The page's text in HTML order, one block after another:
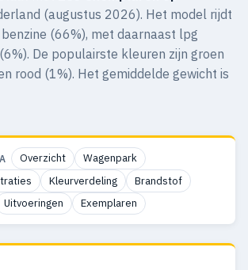
(augustus 2026). Het model rijdt
(66%), met daarnaast lpg
De populairste kleuren zijn groen
rood (1%). Het gemiddelde gewicht is
Overzicht
Wagenpark
Kleurverdeling
Brandstof
Uitvoeringen Exemplaren